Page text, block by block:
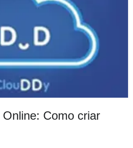
Como criar